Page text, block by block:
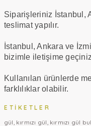
Siparişleriniz İstanbul,
teslimat yapılır.
İstanbul, Ankara ve
bizimle iletişime
Kullanılan ürünlerde
farklılıklar olabilir.
ETIKETLER
gül kırmızı gül kırmızı gül